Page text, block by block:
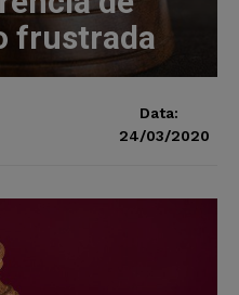
frustrada
Data:
24/03/2020